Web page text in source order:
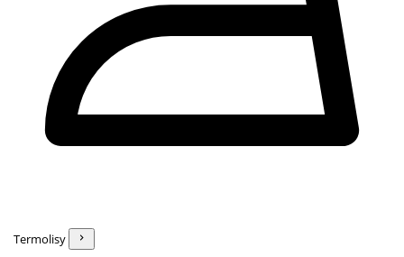
Termolisy